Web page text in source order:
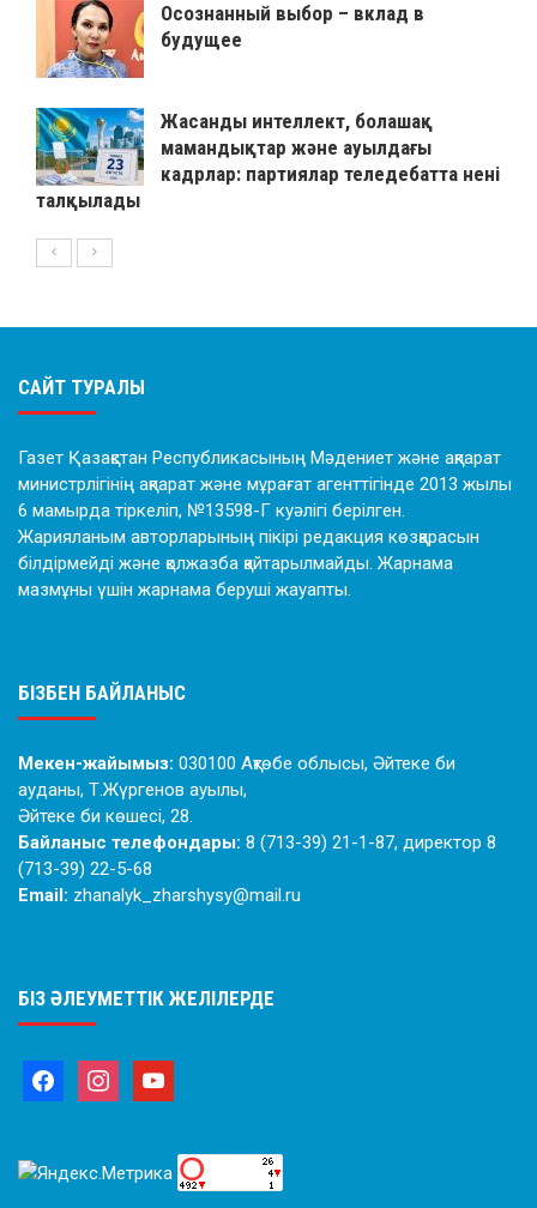
Осознанный выбор – вклад в
будущее
Жасанды интеллект, болашақ
мамандықтар және ауылдағы
кадрлар: партиялар теледебатта нені
талқылады
САЙТ ТУРАЛЫ
Газет Қазақстан Республикасының Мәдениет және ақпарат
министрлігінің ақпарат және мұрағат агенттігінде 2013 жылы
6 мамырда тіркеліп, №13598-Г куәлігі берілген.
Жарияланым авторларының пікірі редакция көзқарасын
білдірмейді және қолжазба қайтарылмайды. Жарнама
мазмұны үшін жарнама беруші жауапты.
БІЗБЕН БАЙЛАНЫС
Мекен-жайымыз: 030100 Ақтөбе облысы, Әйтеке би
ауданы, Т.Жүргенов ауылы,
Әйтеке би көшесі, 28.
Байланыс телефондары: 8 (713-39) 21-1-87, директор 8
(713-39) 22-5-68
Email: zhanalyk_zharshysy@mail.ru
БІЗ ӘЛЕУМЕТТІК ЖЕЛІЛЕРДЕ